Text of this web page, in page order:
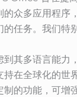
的众多应用程序
的任务。我们特
到其多语言能力
持在全球化的世
制的功能，可增